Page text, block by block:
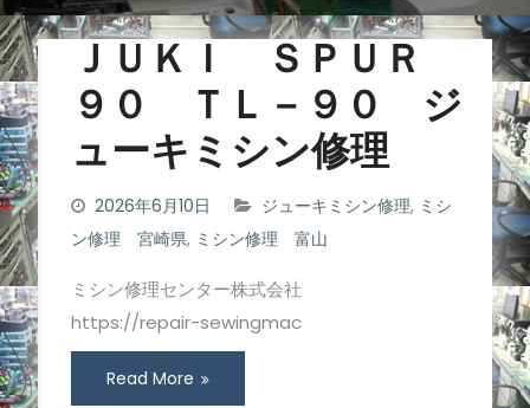
ＪＵＫＩ ＳＰＵＲ
９０ ＴＬ－９０ ジ
ューキミシン修理
2026年6月10日 ジューキミシン修理, ミシ
ン修理 宮崎県, ミシン修理 富山
ミシン修理センター株式会社
https://repair-sewingmac
Read More